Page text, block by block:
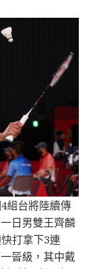
組台將陸續傳
日男雙王齊麟
打拿下3連
晉級，其中戴